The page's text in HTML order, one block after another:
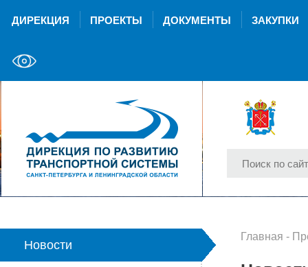
ДИРЕКЦИЯ ПРОЕКТЫ ДОКУМЕНТЫ ЗАКУПКИ
Новости
Главная -